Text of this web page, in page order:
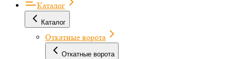
Каталог
Каталог
Откатные ворота
Откатные ворота